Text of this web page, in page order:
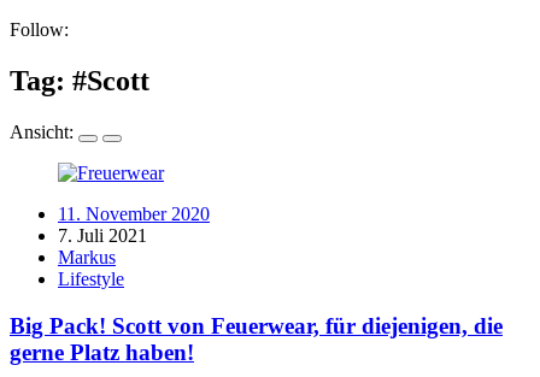
Follow:
Tag: #Scott
Ansicht:
11. November 2020
7. Juli 2021
Markus
Lifestyle
Big Pack! Scott von Feuerwear, für diejenigen, die
gerne Platz haben!